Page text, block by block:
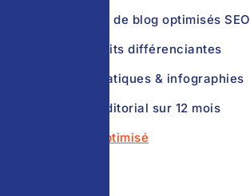
100+ articles de blog optimisés SEO
Fiches produits différenciantes
Guides thématiques & infographies
Calendrier éditorial sur 12 mois
Contenu optimisé